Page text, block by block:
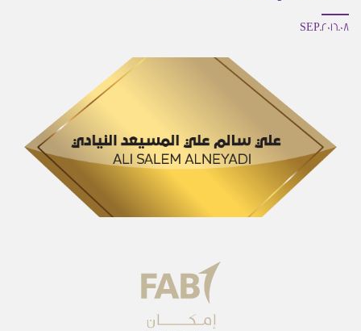
08.SEP.2016